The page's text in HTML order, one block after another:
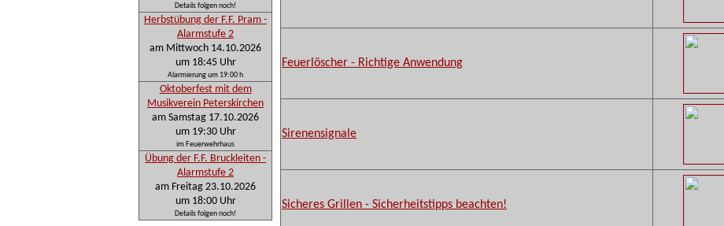
Details folgen noch!
Herbstübung der F.F. Pram -
Alarmstufe 2
am Mittwoch 14.10.2026
um 18:45 Uhr
Alarmierung um 19:00 h
Oktoberfest mit dem
Musikverein Peterskirchen
am Samstag 17.10.2026
um 19:30 Uhr
im Feuerwehrhaus
Übung der F.F. Bruckleiten -
Alarmstufe 2
am Freitag 23.10.2026
um 18:00 Uhr
Details folgen noch!
Feuerlöscher - Richtige Anwendung
Sirenensignale
Sicheres Grillen - Sicherheitstipps beachten!